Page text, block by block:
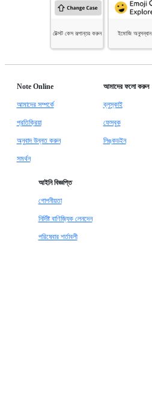
টেক্সট কেস রূপান্তর করুন ইমোজি অনুসন্ধান
Note Online
আমাদের সম্পর্কে
প্রতিক্রিয়া
অনুবাদ উন্নত করুন
সমর্থন
আমাদের ফলো করুন
ব্লুস্কাই
ফেসবুক
লিঙ্কডইন
আইনি বিজ্ঞপ্তি
গোপনীয়তা
নির্দিষ্ট বাণিজ্যিক লেনদেন
পরিষেবার শর্তাবলী